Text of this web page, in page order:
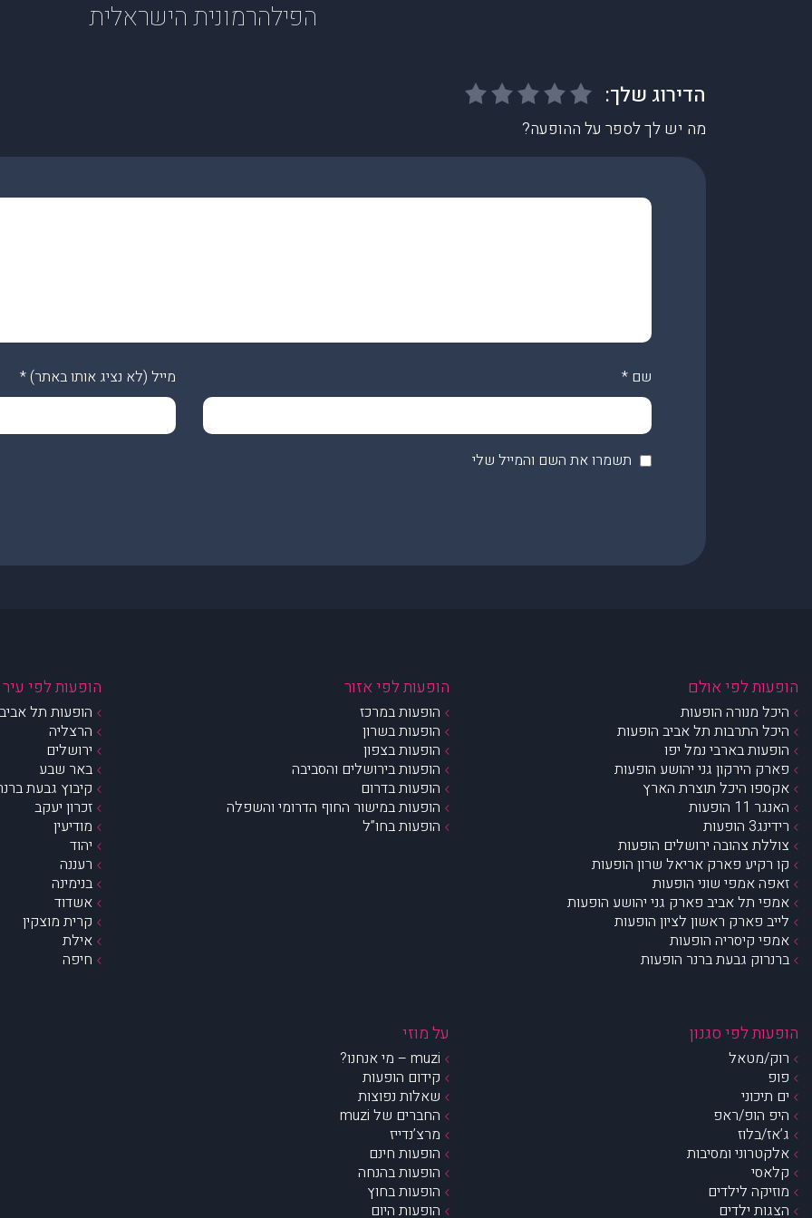
הפילהרמונית הישראלית
מה יש לך לספר על ההופעה?
שם * מייל (לא נציג אותו באתר) *
תשמרו את השם והמייל שלי
הופעות לפי אולם
היכל מנורה הופעות
היכל התרבות תל אביב הופעות
הופעות בארבי נמל יפו
פארק הירקון גני יהושע הופעות
אקספו היכל תוצרת הארץ
האנגר 11 הופעות
רידינג3 הופעות
צוללת צהובה ירושלים הופעות
קו רקיע פארק אריאל שרון הופעות
זאפה אמפי שוני הופעות
אמפי תל אביב פארק גני יהושע הופעות
לייב פארק ראשון לציון הופעות
אמפי קיסריה הופעות
ברנרוק גבעת ברנר הופעות
הופעות לפי אזור
הופעות במרכז
הופעות בשרון
הופעות בצפון
הופעות בירושלים והסביבה
הופעות בדרום
הופעות במישור החוף הדרומי והשפלה
הופעות בחו”ל
הופעות לפי עיר
הופעות תל
הרצליה
ירושלים
באר שבע
קיבוץ גבעת
זכרון יעקב
מודיעין
יהוד
רעננה
בנימינה
אשדוד
קרית מוצקין
אילת
חיפה
הופעות לפי סגנון
רוק/מטאל
פופ
ים תיכוני
היפ הופ/ראפ
ג’אז/בלוז
אלקטרוני ומסיבות
קלאסי
מוזיקה לילדים
הצגות ילדים
על מוזי
muzi – מי אנחנו?
קידום הופעות
שאלות נפוצות
החברים של muzi
מרצ’נדייז
הופעות חינם
הופעות בהנחה
הופעות בחוץ
הופעות היום